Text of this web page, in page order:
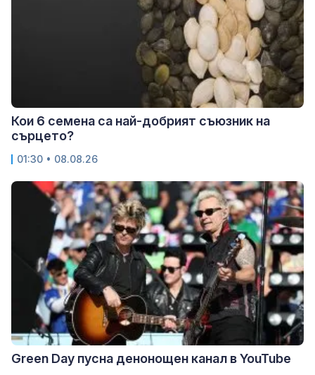
Кои 6 семена са най-добрият съюзник на
сърцето?
01:30 • 08.08.26
Green Day пусна денонощен канал в YouTube